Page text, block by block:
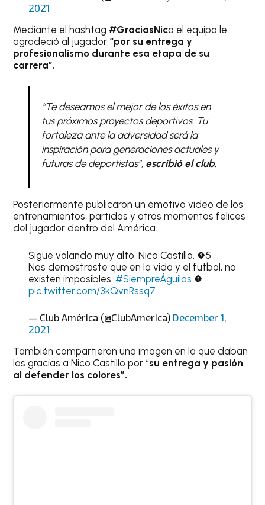
2021
Mediante el hashtag#GraciasNico el equipo le
agradeció al jugador “por su entrega y
profesionalismo durante esa etapa de su
carrera”.
“Te deseamos el mejor de los éxitos en
tus próximos proyectos deportivos. Tu
fortaleza ante la adversidad será la
inspiración para generaciones actuales y
futuras de deportistas”, escribió el club.
Posteriormente publicaron un emotivo video de los
entrenamientos, partidos y otros momentos felices
del jugador dentro del América.
Sigue volando muy alto, Nico Castillo. �5
Nos demostraste que en la vida y el futbol, no
existen imposibles. #SiempreÁguilas �
pic.twitter.com/3kQvnRssq7
— Club América (@ClubAmerica) December 1,
2021
También compartieron una imagen en la que daban
las gracias a Nico Castillo por “su entrega y pasión
al defender los colores”.